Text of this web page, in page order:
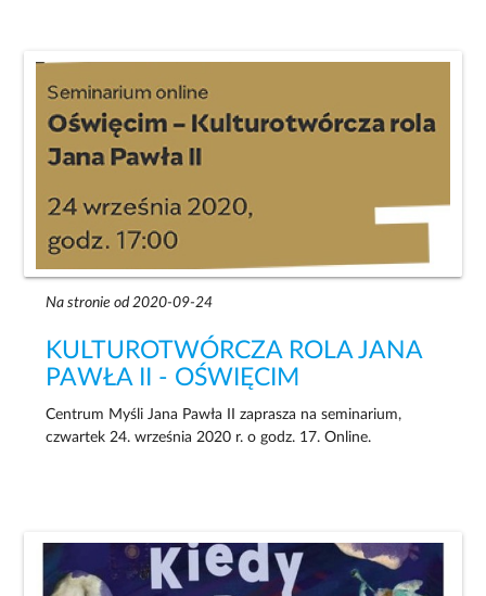
Na stronie od 2020-09-24
KULTUROTWÓRCZA ROLA JANA
PAWŁA II - OŚWIĘCIM
Centrum Myśli Jana Pawła II zaprasza na seminarium,
czwartek 24. września 2020 r. o godz. 17. Online.